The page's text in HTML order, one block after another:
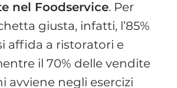
nel Foodservice. Per
giusta, infatti, l’85%
affida a ristoratori e
il 70% delle vendite
avviene negli esercizi